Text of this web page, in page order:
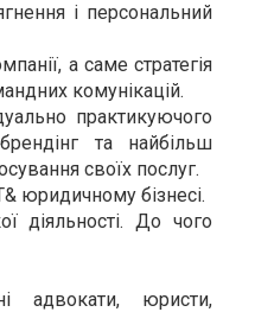
і персональний
а саме стратегія
комунікацій.
практикуючого
та найбільш
своїх послуг.
юридичному бізнесі.
діяльності. До чого
адвокати, юристи,